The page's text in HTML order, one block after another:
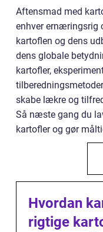
Aftensmad med
enhver ernæringsrig
kartoflen og dens
dens globale
kartofler,
skabe lækre og
Så næste gang du
kartofler og gør
Hvordan
rigtige